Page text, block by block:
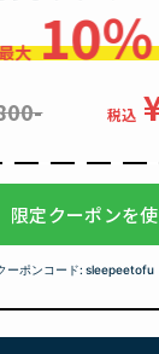
大 10％
税込
限定クーポンを
ーポンコード: sleepeetofu